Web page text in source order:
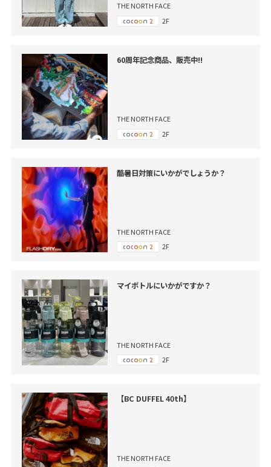
THE NORTH FACE
2F
60周年記念商品、販売中!!
THE NORTH FACE
2F
酷暑日対策にいかがでしょうか？
THE NORTH FACE
2F
マイボトルにいかがですか？
THE NORTH FACE
2F
【BC DUFFEL 40th】
THE NORTH FACE